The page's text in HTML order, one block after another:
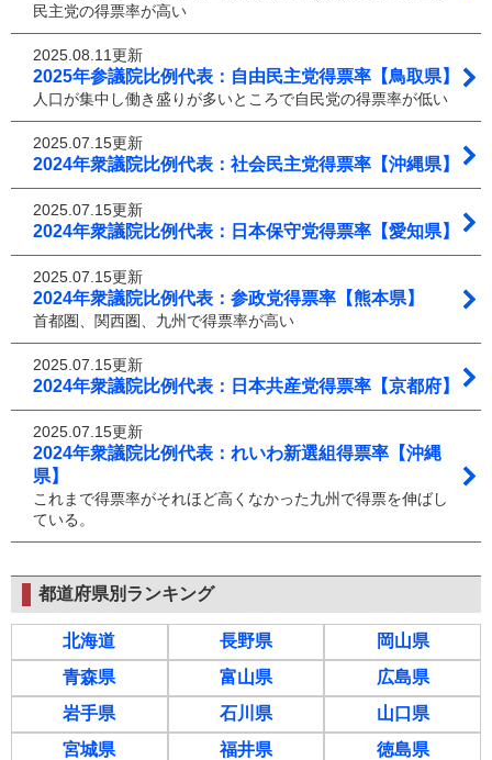
民主党の得票率が高い
2025.08.11更新
2025年参議院比例代表：自由民主党得票率【鳥取県】
人口が集中し働き盛りが多いところで自民党の得票率が低い
2025.07.15更新
2024年衆議院比例代表：社会民主党得票率【沖縄県】
2025.07.15更新
2024年衆議院比例代表：日本保守党得票率【愛知県】
2025.07.15更新
2024年衆議院比例代表：参政党得票率【熊本県】
首都圏、関西圏、九州で得票率が高い
2025.07.15更新
2024年衆議院比例代表：日本共産党得票率【京都府】
2025.07.15更新
2024年衆議院比例代表：れいわ新選組得票率【沖縄
県】
これまで得票率がそれほど高くなかった九州で得票を伸ばし
ている。
都道府県別ランキング
北海道
青森県
岩手県
宮城県
長野県
富山県
石川県
福井県
岡山県
広島県
山口県
徳島県